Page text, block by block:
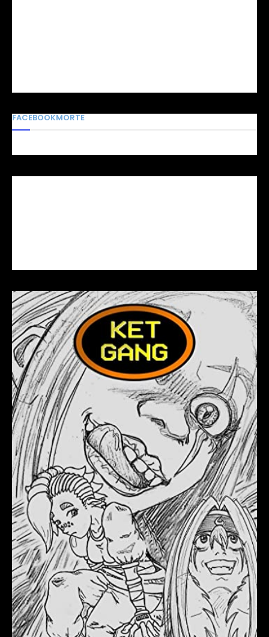
FACEBOOKMORTE